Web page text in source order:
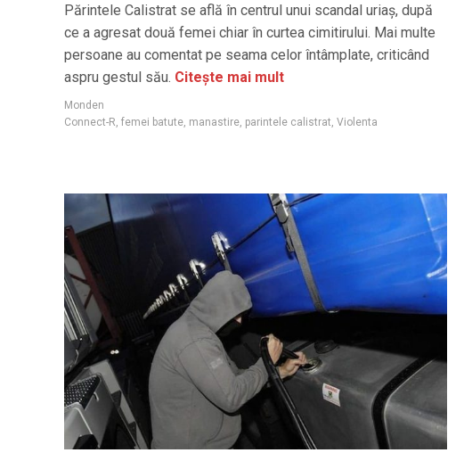
Părintele Calistrat se află în centrul unui scandal uriaș, după
ce a agresat două femei chiar în curtea cimitirului. Mai multe
persoane au comentat pe seama celor întâmplate, criticând
aspru gestul său. Citește mai mult
Monden
Connect-R femei batute manastire parintele calistrat Violenta